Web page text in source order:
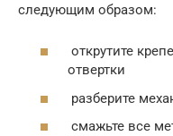
следующим образом:
открутите
отвертки
разберите
смажьте все